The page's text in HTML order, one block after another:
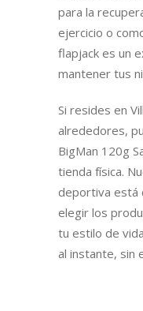
para la
ejercicio o
flapjack es un
mantener tus
Si resides en
alrededores,
BigMan 120g
tienda física.
deportiva está
elegir los
tu estilo de
al instante, sin